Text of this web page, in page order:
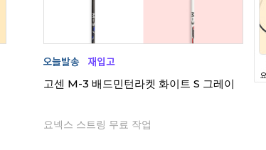
고센 M-3 배드민턴라켓 화이트 S 그레이
요넥스 스트링 무료 작업